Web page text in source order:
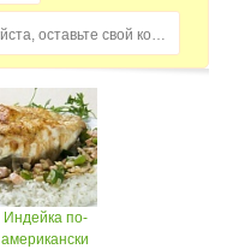
Домохозяйка, пожалуйста, оставьте свой комментарий...
Индейка по-
американски